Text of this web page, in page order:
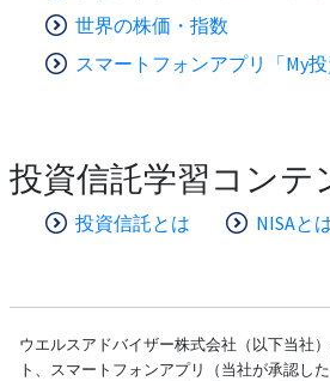
世界の株価・指数
スマートフォンアプリ「My投
投資信託学習コンテ
投資信託とは NISAと
ウエルスアドバイザー株式会社（以下当社
ト、スマートフォンアプリ（当社が承認し